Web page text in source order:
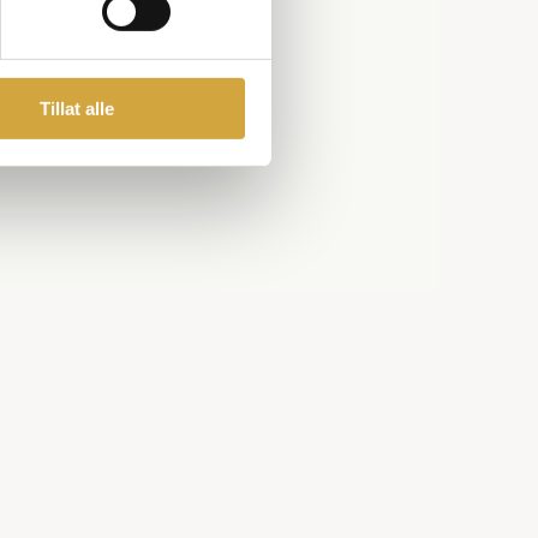
Tillat alle